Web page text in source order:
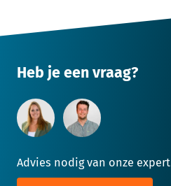
Heb je een vraag?
Advies nodig van onze expert